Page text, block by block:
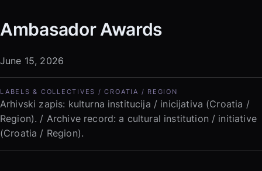
Ambasador Awards
June 15, 2026
LABELS & COLLECTIVES / CROATIA / REGION
Arhivski zapis: kulturna institucija / inicijativa (Croatia /
Region). / Archive record: a cultural institution / initiative
(Croatia / Region).